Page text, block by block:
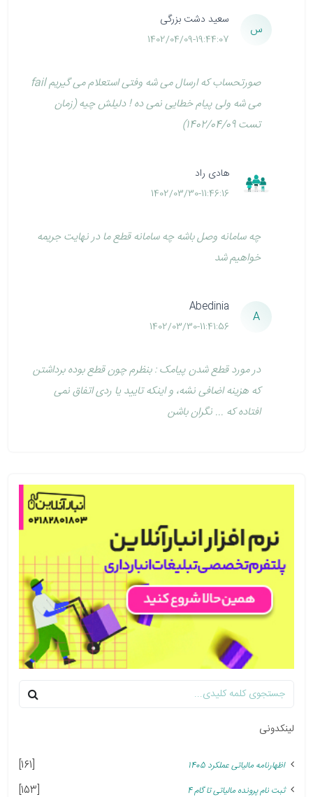
س
سعید دشت بزرگی
1402/04/09-19:44:07
صورتحساب که ارسال می شه وفتی استعلام می گیریم fail
می شه ولی پیام خطایی نمی ده ! دلیلش چیه (زمان
تست 1402/04/09)
هادی راد
1402/03/30-11:46:16
چه سامانه وصل باشه چه سامانه قطع ما در نهایت جریمه
خواهیم شد
A
Abedinia
1402/03/30-11:41:56
در مورد قطع شدن پیامک : بنظرم چون قطع بوده برداشتن
که هزینه اضافی نشه، و اینکه تایید یا ردی اتفاق نمی
افتاده که ... نگران باشن
لینکدونی
اظهارنامه مالیاتی عملکرد 1405 [161]
ثبت نام پرونده مالیاتی تا گام 4 [153]